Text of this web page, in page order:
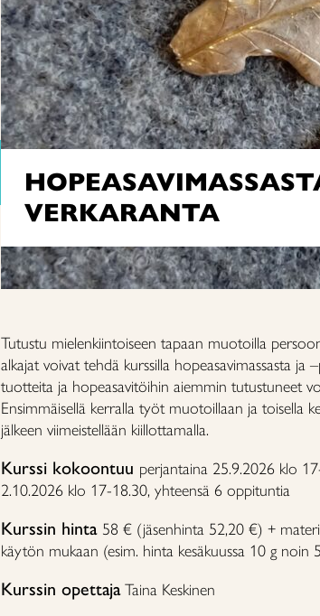
VERKARANTA
Tutustu mielenkiintoiseen tapaan muotoilla
alkajat voivat tehdä kurssilla hopeasavimassasta ja
tuotteita ja hopeasavitöihin aiemmin tutustuneet
Ensimmäisellä kerralla työt muotoillaan ja toisella
jälkeen viimeistellään kiillottamalla.
Kurssi kokoontuu perjantaina 25.9.2026 klo
2.10.2026 klo 17-18.30, yhteensä 6 oppituntia
Kurssin hinta 58 € (jäsenhinta 52,20 €) +
käytön mukaan (esim. hinta kesäkuussa 10 g noin
Kurssin opettajaTaina Keskinen